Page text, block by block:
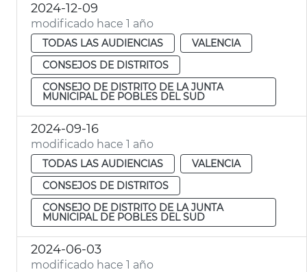
2024-12-09
modificado hace 1 año
TODAS LAS AUDIENCIAS
VALENCIA
CONSEJOS DE DISTRITOS
CONSEJO DE DISTRITO DE LA JUNTA
MUNICIPAL DE POBLES DEL SUD
2024-09-16
modificado hace 1 año
TODAS LAS AUDIENCIAS
VALENCIA
CONSEJOS DE DISTRITOS
CONSEJO DE DISTRITO DE LA JUNTA
MUNICIPAL DE POBLES DEL SUD
2024-06-03
modificado hace 1 año